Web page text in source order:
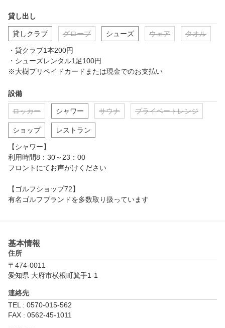
貸し出し
貸しクラブ グローブ シューズ ウェア タオル
・貸クラブ1本200円
・シューズレンタル1足100円
※大樹プリペイドカードまたは現金でのお支払い
設備
ロッカー シャワー サウナ プライベートレンジ
ショップ レストラン
【シャワー】
利用時間8：30～23：00
フロントにてお声がけください
【ゴルフショップ72】
有名ゴルフブランドを多数取り扱っています
【カフェ・レストラン ノワール】
地元産知多豚を使ったメニューがオススメです
年中無休
営業時間8：30～21：30
基本情報
住所
〒474-0011
愛知県 大府市横根町箕手1-1
連絡先
TEL : 0570-015-562
FAX : 0562-45-1011